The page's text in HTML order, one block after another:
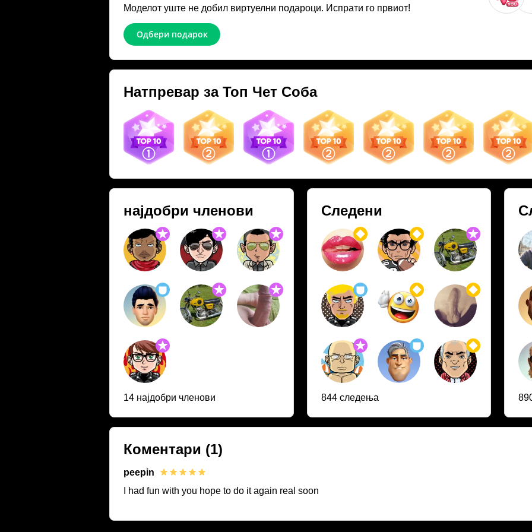
Моделот уште не добил виртуелни подароци. Испрати го првиот!
Одбери подарок
Натпревар за Топ Чет Соба
најдобри членови
14 најдобри членови
Следени
844 следења
Коментари (1)
peepin
I had fun with you hope to do it again real soon